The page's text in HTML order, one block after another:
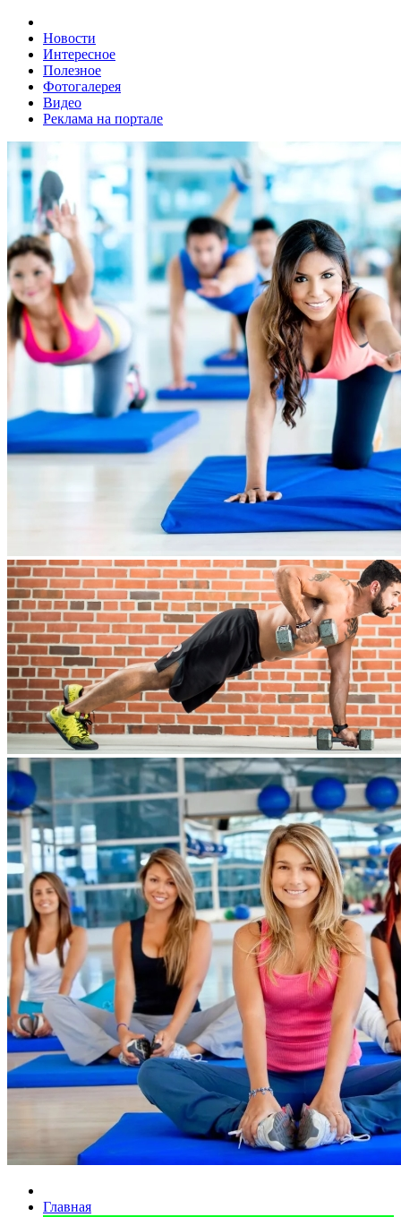
Новости
Интересное
Полезное
Фотогалерея
Видео
Реклама на портале
Главная